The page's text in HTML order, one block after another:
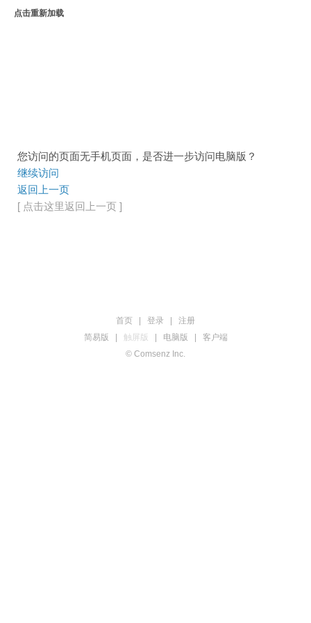
点击重新加载
您访问的页面无手机页面，是否进一步访问电脑版？
继续访问
返回上一页
[ 点击这里返回上一页 ]
首页 登录
注册
简易版
触屏版 电脑版
客户端
© Comsenz Inc.